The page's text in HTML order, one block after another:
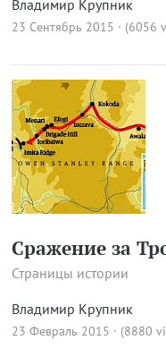
Владимир Крупник
23 Сентябрь 2015 · (6056
Сражение за
Страницы истории
Владимир Крупник
23 Февраль 2015 · (8880